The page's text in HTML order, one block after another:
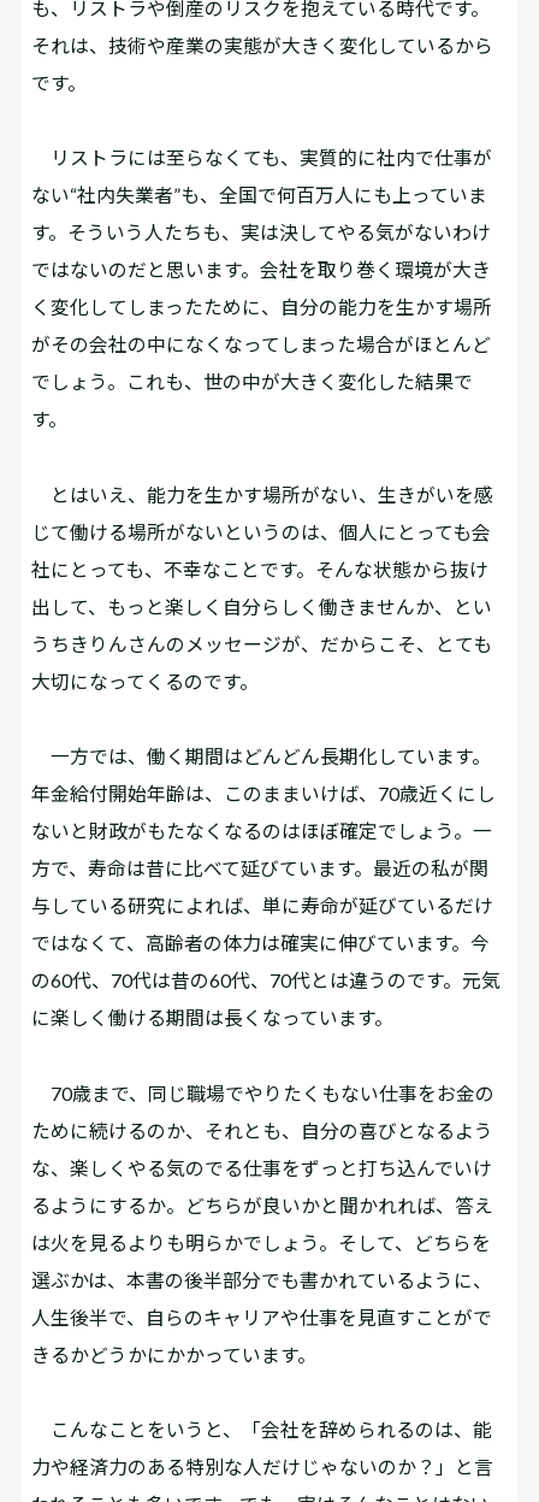
も、リストラや倒産のリスクを抱えている時代です。
それは、技術や産業の実態が大きく変化しているから
です。
リストラには至らなくても、実質的に社内で仕事が
ない“社内失業者”も、全国で何百万人にも上っていま
す。そういう人たちも、実は決してやる気がないわけ
ではないのだと思います。会社を取り巻く環境が大き
く変化してしまったために、自分の能力を生かす場所
がその会社の中になくなってしまった場合がほとんど
でしょう。これも、世の中が大きく変化した結果で
す。
とはいえ、能力を生かす場所がない、生きがいを感
じて働ける場所がないというのは、個人にとっても会
社にとっても、不幸なことです。そんな状態から抜け
出して、もっと楽しく自分らしく働きませんか、とい
うちきりんさんのメッセージが、だからこそ、とても
大切になってくるのです。
一方では、働く期間はどんどん長期化しています。
年金給付開始年齢は、このままいけば、70歳近くにし
ないと財政がもたなくなるのはほぼ確定でしょう。一
方で、寿命は昔に比べて延びています。最近の私が関
与している研究によれば、単に寿命が延びているだけ
ではなくて、高齢者の体力は確実に伸びています。今
の60代、70代は昔の60代、70代とは違うのです。元気
に楽しく働ける期間は長くなっています。
70歳まで、同じ職場でやりたくもない仕事をお金の
ために続けるのか、それとも、自分の喜びとなるよう
な、楽しくやる気のでる仕事をずっと打ち込んでいけ
るようにするか。どちらが良いかと聞かれれば、答え
は火を見るよりも明らかでしょう。そして、どちらを
選ぶかは、本書の後半部分でも書かれているように、
人生後半で、自らのキャリアや仕事を見直すことがで
きるかどうかにかかっています。
こんなことをいうと、「会社を辞められるのは、能
力や経済力のある特別な人だけじゃないのか？」と言